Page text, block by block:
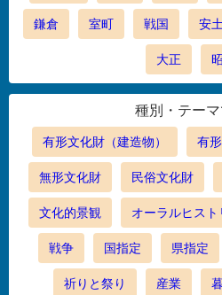
鎌倉 室町 戦国 安
大正
種別・テー
有形文化財（建造物） 有
無形文化財 民俗文化財
文化的景観 オーラルヒスト
戦争 国指定 県指定
祈りと祭り 産業